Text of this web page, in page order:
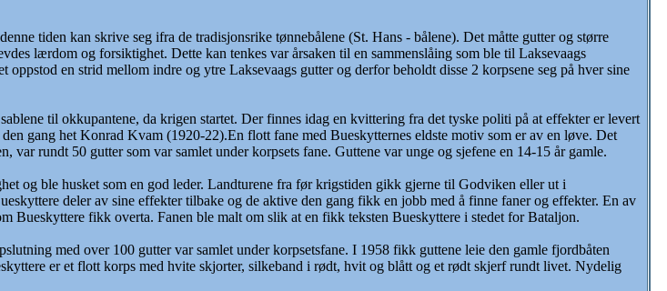
tiden kan skrive seg ifra de tradisjonsrike tønnebålene (St. Hans - bålene). Det måtte gutter og større
lærdom og forsiktighet. Dette kan tenkes var årsaken til en sammenslåing som ble til Laksevaags
en strid mellom indre og ytre Laksevaags gutter og derfor beholdt disse 2 korpsene seg på hver sine
til okkupantene, da krigen startet. Der finnes idag en kvittering fra det tyske politi på at effekter er levert
gang het Konrad Kvam (1920-22).En flott fane med Bueskytternes eldste motiv som er av en løve. Det
var rundt 50 gutter som var samlet under korpsets fane. Guttene var unge og sjefene en 14-15 år gamle.
og ble husket som en god leder. Landturene fra før krigstiden gikk gjerne til Godviken eller ut i
deler av sine effekter tilbake og de aktive den gang fikk en jobb med å finne faner og effekter. En av
Bueskyttere fikk overta. Fanen ble malt om slik at en fikk teksten Bueskyttere i stedet for Bataljon.
med over 100 gutter var samlet under korpsetsfane. I 1958 fikk guttene leie den gamle fjordbåten
er et flott korps med hvite skjorter, silkeband i rødt, hvit og blått og et rødt skjerf rundt livet. Nydelig